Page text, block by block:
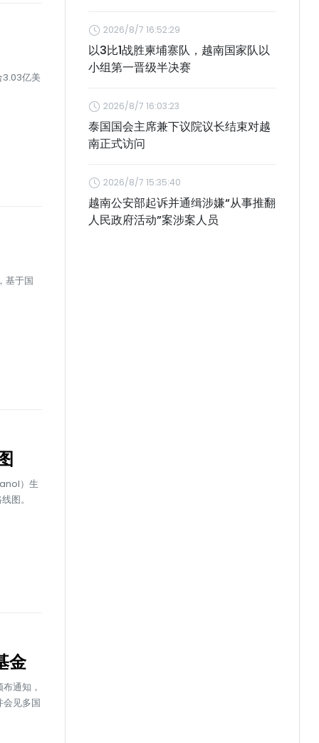
3.03亿美
基于国
）生
图。
金
通知，
见多国
2026/8/7 16:52:29
以3比1战胜柬埔寨队，越南国家队以
小组第一晋级半决赛
2026/8/7 16:03:23
泰国国会主席兼下议院议长结束对越
南正式访问
2026/8/7 15:35:40
越南公安部起诉并通缉涉嫌“从事推翻
人民政府活动”案涉案人员